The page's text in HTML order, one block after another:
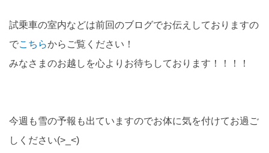
試乗車の室内などは前回のブログでお伝えしておりますの
でこちらからご覧ください！
みなさまのお越しを心よりお待ちしております！！！！
今週も雪の予報も出ていますのでお体に気を付けてお過ご
しください(>_<)